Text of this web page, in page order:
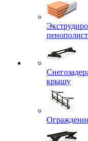
крышу